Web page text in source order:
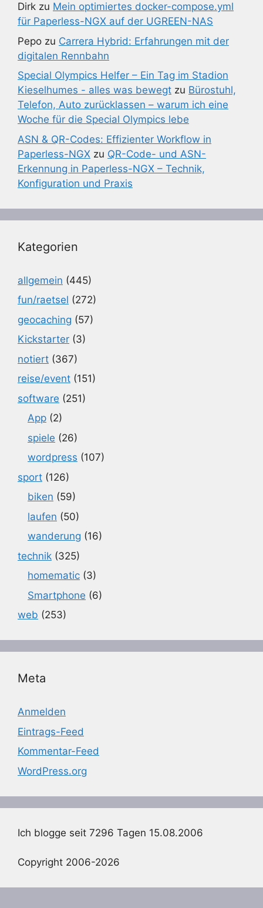
Dirk zu Mein optimiertes docker-compose.yml
für Paperless-NGX auf der UGREEN-NAS
Pepo zu Carrera Hybrid: Erfahrungen mit der
digitalen Rennbahn
Special Olympics Helfer – Ein Tag im Stadion
Kieselhumes - alles was bewegt zu Bürostuhl,
Telefon, Auto zurücklassen – warum ich eine
Woche für die Special Olympics lebe
ASN & QR-Codes: Effizienter Workflow in
Paperless-NGX zu QR-Code- und ASN-
Erkennung in Paperless-NGX – Technik,
Konfiguration und Praxis
Kategorien
allgemein (445)
fun/raetsel (272)
geocaching (57)
Kickstarter (3)
notiert (367)
reise/event (151)
software (251)
App (2)
spiele (26)
wordpress (107)
sport (126)
biken (59)
laufen (50)
wanderung (16)
technik (325)
homematic (3)
Smartphone (6)
web (253)
Meta
Anmelden
Eintrags-Feed
Kommentar-Feed
WordPress.org
Ich blogge seit 7296 Tagen 15.08.2006
Copyright 2006-2026